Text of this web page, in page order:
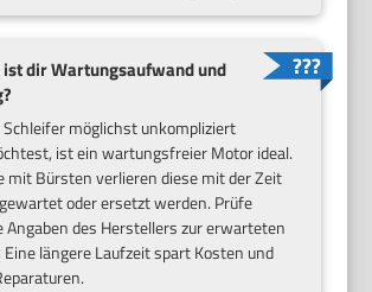
dir Wartungsaufwand und
Schleifer möglichst unkompliziert
ist ein wartungsfreier Motor ideal.
mit Bürsten verlieren diese mit der Zeit
oder ersetzt werden. Prüfe
Angaben des Herstellers zur erwarteten
Eine längere Laufzeit spart Kosten und